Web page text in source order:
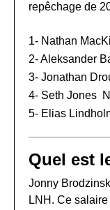
repêchage de
1- Nathan
2-Aleksander
3- Jonathan
4- Seth Jones
5- Elias
Quel est
Jonny
LNH. Ce